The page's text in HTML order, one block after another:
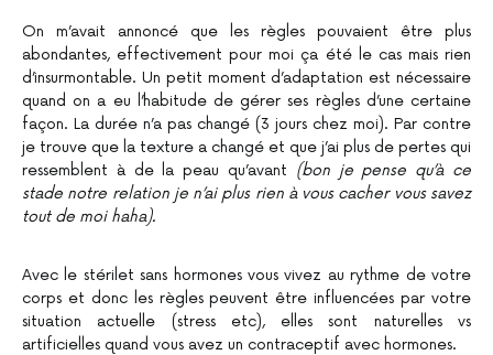
On m’avait annoncé que les règles pouvaient être plus
abondantes, effectivement pour moi ça été le cas mais rien
d’insurmontable. Un petit moment d’adaptation est nécessaire
quand on a eu l’habitude de gérer ses règles d’une certaine
façon. La durée n’a pas changé (3 jours chez moi). Par contre
je trouve que la texture a changé et que j’ai plus de pertes qui
ressemblent à de la peau qu’avant (bon je pense qu’à ce
stade notre relation je n’ai plus rien à vous cacher vous savez
tout de moi haha).
Avec le stérilet sans hormones vous vivez au rythme de votre
corps et donc les règles peuvent être influencées par votre
situation actuelle (stress etc), elles sont naturelles vs
artificielles quand vous avez un contraceptif avec hormones.